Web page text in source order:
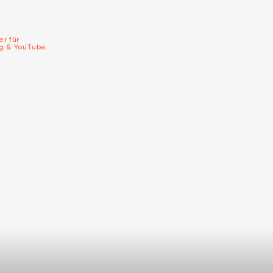
für
& YouTube